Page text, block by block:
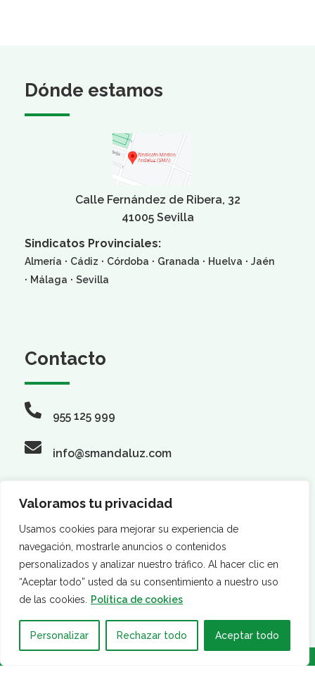
Valoramos tu privacidad
Usamos cookies para mejorar su experiencia de
navegación, mostrarle anuncios o contenidos
personalizados y analizar nuestro tráfico. Al hacer clic en
“Aceptar todo” usted da su consentimiento a nuestro uso
de las cookies.
Política de cookies
Personalizar Rechazar todo Aceptar todo
Dónde estamos
Calle Fernández de Ribera, 32
41005 Sevilla
Sindicatos Provinciales:
Almería · Cádiz · Córdoba · Granada · Huelva · Jaén
· Málaga · Sevilla
Contacto
955 125 999
info@smandaluz.com
Síguenos